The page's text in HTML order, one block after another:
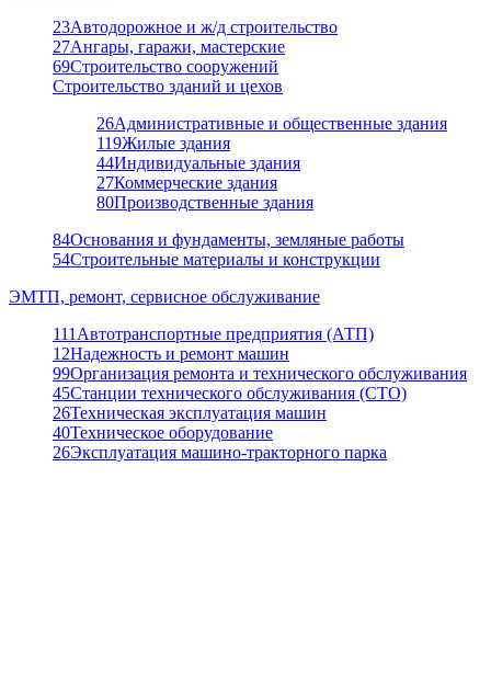
23Автодорожное и ж/д строительство
27Ангары, гаражи, мастерские
69Строительство сооружений
Строительство зданий и цехов
26Административные и общественные здания
119Жилые здания
44Индивидуальные здания
27Коммерческие здания
80Производственные здания
84Основания и фундаменты, земляные работы
54Строительные материалы и конструкции
ЭМТП, ремонт, сервисное обслуживание
111 Автотранспортные предприятия (АТП)
12Надежность и ремонт машин
99Организация ремонта и технического обслуживания
45Станции технического обслуживания (СТО)
26Техническая эксплуатация машин
40Техническое оборудование
26Эксплуатация машино-тракторного парка